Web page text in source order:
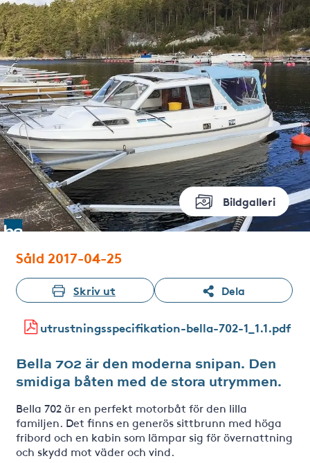
Bildgalleri
Såld 2017-04-25
Skriv ut Dela
utrustningsspecifikation-bella-702-1_1.1.pdf
Bella 702 är den moderna snipan. Den
smidiga båten med de stora utrymmen.
Bella 702 är en perfekt motorbåt för den lilla
familjen. Det finns en generös sittbrunn med höga
fribord och en kabin som lämpar sig för övernattning
och skydd mot väder och vind.